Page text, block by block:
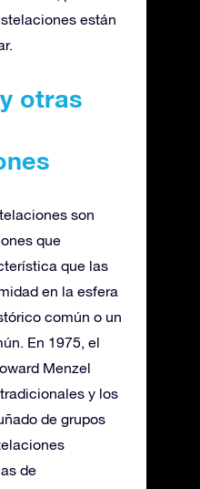
están
otras
son
que
que las
en la esfera
común o un
En 1975, el
Menzel
y los
de grupos
de